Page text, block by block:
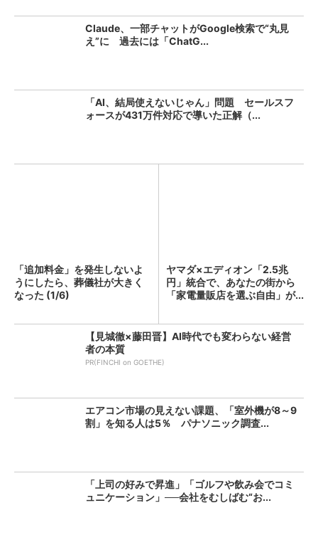
Claude、一部チャットがGoogle検索で“丸見
え”に 過去には「ChatG...
「AI、結局使えないじゃん」問題 セールスフ
ォースが431万件対応で導いた正解（...
「追加料金」を発生しないよ
うにしたら、葬儀社が大きく
なった (1/6)
ヤマダ×エディオン「2.5兆
円」統合で、あなたの街から
「家電量販店を選ぶ自由」が...
【見城徹×藤田晋】AI時代でも変わらない経営
者の本質
PR(FINCHI on GOETHE)
エアコン市場の見えない課題、「室外機が8～9
割」を知る人は5％ パナソニック調査...
「上司の好みで昇進」「ゴルフや飲み会でコミ
ュニケーション」──会社をむしばむ“お...